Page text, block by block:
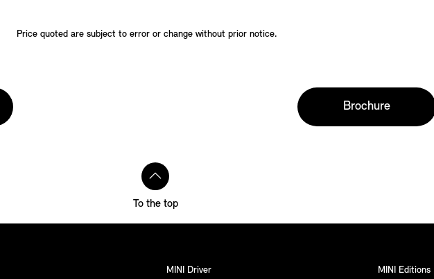
Price quoted are subject to error or change without prior notice.
Brochure
To the top
MINI Driver MINI Editions